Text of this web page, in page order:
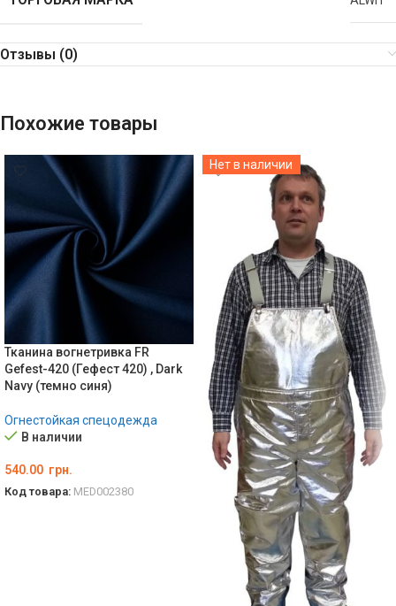
Отзывы (0)
Похожие товары
Тканина вогнетривка FR
Gefest-420 (Гефест 420) , Dark
Navy (темно синя)
Огнестойкая спецодежда
В наличии
540.00 грн.
Код товара: MED002380
Нет в наличии